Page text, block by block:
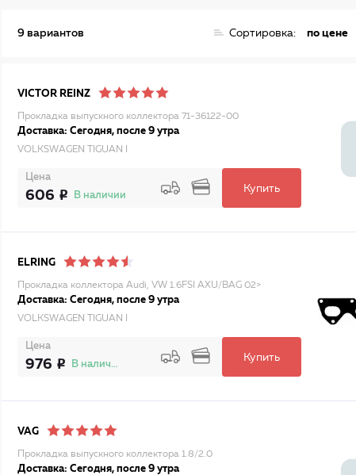
9 вариантов Сортировка: по цене
VICTOR REINZ
Прокладка выпускного коллектора 71-36122-00
Доставка: Сегодня, после 9 утра
VOLKSWAGEN TIGUAN I
Цена
606 В наличии
Купить
ELRING
Прокладка коллектора Audi, VW 1.6FSI AXU/BAG 02>
Доставка: Сегодня, после 9 утра
VOLKSWAGEN TIGUAN I
Цена
976 В наличии
Купить
VAG
Прокладка выпускного коллектора 1.8/2.0
Доставка: Сегодня, после 9 утра